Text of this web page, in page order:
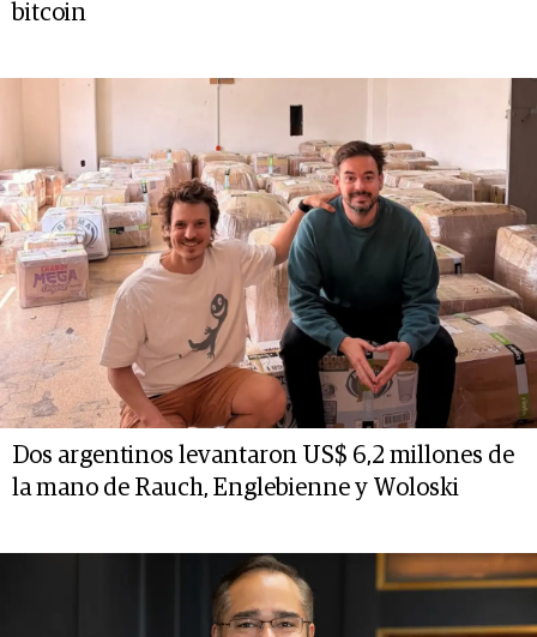
bitcoin
Dos argentinos levantaron US$ 6,2 millones de
la mano de Rauch, Englebienne y Woloski